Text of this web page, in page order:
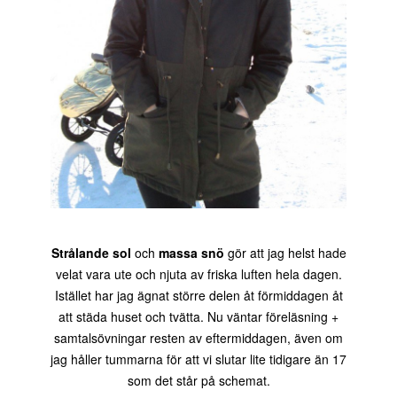
Strålande sol och massa snö gör att jag helst hade
velat vara ute och njuta av friska luften hela dagen.
Istället har jag ägnat större delen åt förmiddagen åt
att städa huset och tvätta. Nu väntar föreläsning +
samtalsövningar resten av eftermiddagen, även om
jag håller tummarna för att vi slutar lite tidigare än 17
som det står på schemat.